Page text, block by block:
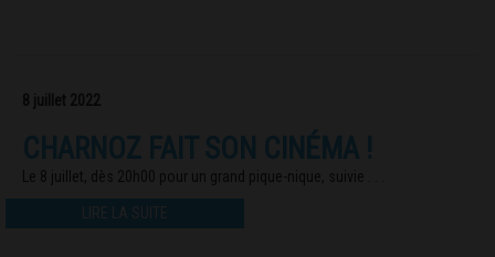
8 juillet 2022
Le 8 juillet, dès 20h00 pour un grand pique-nique, suivie . . .